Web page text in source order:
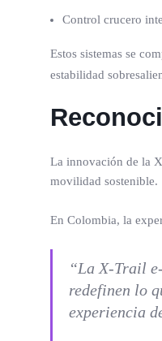
Control crucero
Estos sistemas se
estabilidad
La innovación de la
movilidad sostenible.
En Colombia, la
“La X-Trail
redefinen lo
experiencia